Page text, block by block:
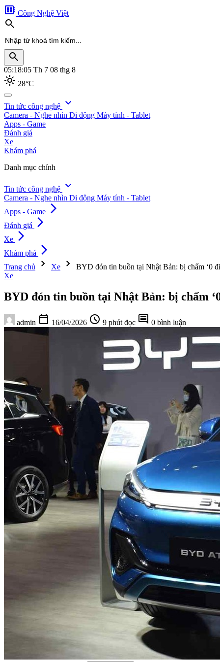
developer_board Công Nghệ Việt
search
search
05:18:07 Th 7 08 thg 8
light_mode 28°C
search
Tin tức công nghệ expand_more
Camera - Nghe nhìn Di động Máy tính - Tablet
Apps - Game
Đánh giá
Xe
Khám phá
Danh mục chính
Tin tức công nghệ expand_more
Camera - Nghe nhìn Di động Máy tính - Tablet
Apps - Game arrow_forward_ios
Đánh giá arrow_forward_ios
Xe arrow_forward_ios
Khám phá arrow_forward_ios
Trang chủ chevron_right Xe chevron_right
BYD đón tin buồn tại Nhật Bản: bị chấm ‘0
Xe
BYD đón tin buồn tại Nhật Bản: bị chấm
admin calendar_today 16/04/2026 schedule 9 phút đọc comment 0 bình luận